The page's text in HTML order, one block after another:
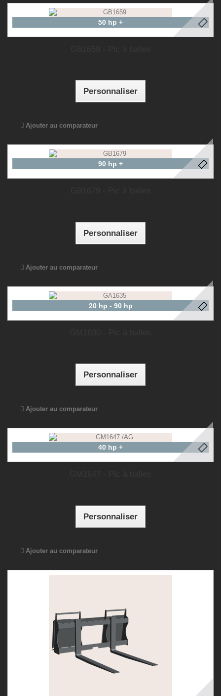
50 hp +
Personnaliser
Ajouter au comparateur
90 hp +
Personnaliser
Ajouter au comparateur
20 hp - 90 hp
Personnaliser
Ajouter au comparateur
40 hp +
Personnaliser
Ajouter au comparateur